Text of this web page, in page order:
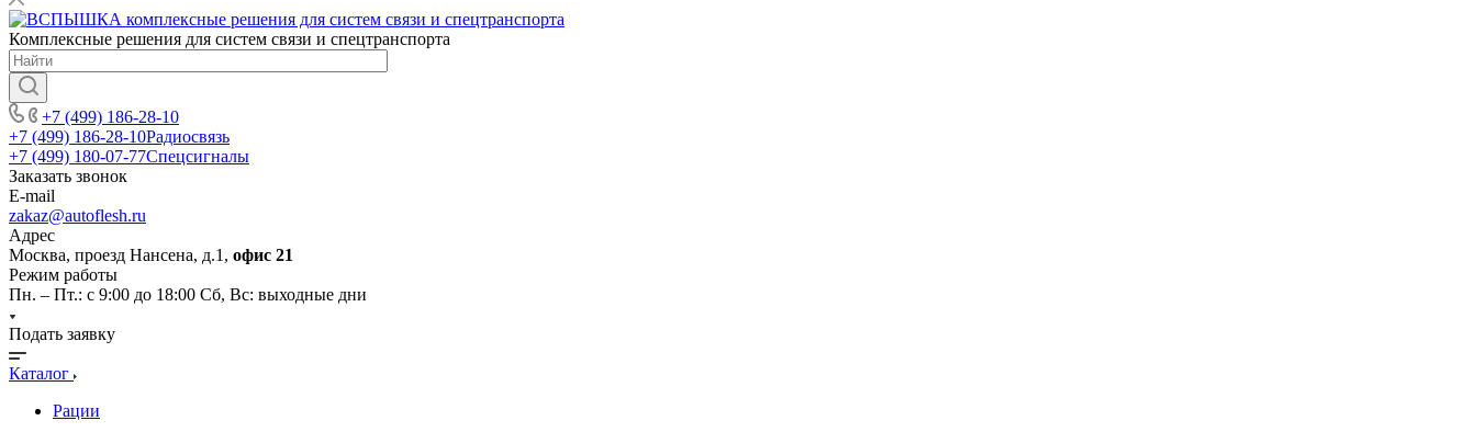
Комплексные решения для систем связи и спецтранспорта
+7 (499) 186-28-10
+7 (499) 186-28-10Радиосвязь
+7 (499) 180-07-77Спецсигналы
Заказать звонок
E-mail
zakaz@autoflesh.ru
Адрес
Москва, проезд Нансена, д.1, офис 21
Режим работы
Пн. – Пт.: с 9:00 до 18:00 Cб, Вс: выходные дни
Подать заявку
Каталог
Рации